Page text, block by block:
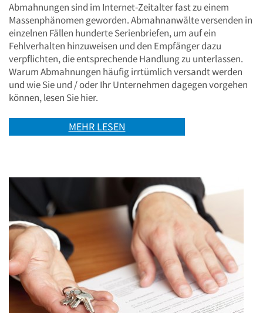
Abmahnungen sind im Internet-Zeitalter fast zu einem
Massenphänomen geworden. Abmahnanwälte versenden in
einzelnen Fällen hunderte Serienbriefen, um auf ein
Fehlverhalten hinzuweisen und den Empfänger dazu
verpflichten, die entsprechende Handlung zu unterlassen.
Warum Abmahnungen häufig irrtümlich versandt werden
und wie Sie und / oder Ihr Unternehmen dagegen vorgehen
können, lesen Sie hier.
MEHR LESEN